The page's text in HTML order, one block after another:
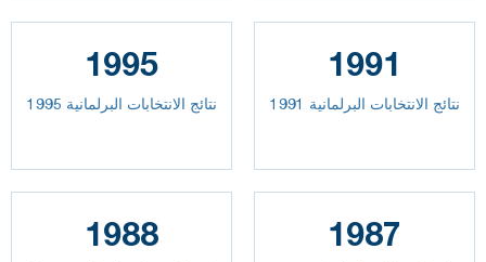
1995
نتائج الانتخابات البرلمانية 1995
1991
نتائج الانتخابات البرلمانية 1991
1988 1987